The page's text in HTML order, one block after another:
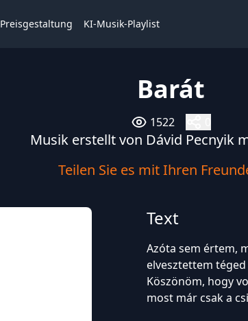
Preisgestaltung KI-Musik-Playlist
Barát
1522
Musik erstellt von Dávid Pecnyik
Teilen Sie es mit Ihren
Text
Azóta sem értem,
elvesztettem
Köszönöm, hogy
most már csak a